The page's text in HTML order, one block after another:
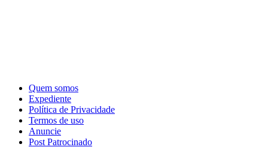
Quem somos
Expediente
Política de Privacidade
Termos de uso
Anuncie
Post Patrocinado